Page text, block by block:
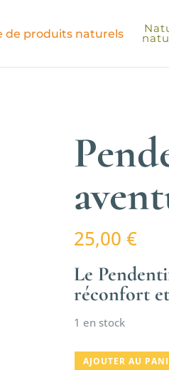
25,00 €
Le
réconfort et
1 en stock
quantité
AJOUTER AU